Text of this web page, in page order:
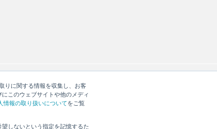
りに関する情報を収集し、お客
このウェブサイトや他のメディ
情報の取り扱いについてをご覧
しないという指定を記憶するた